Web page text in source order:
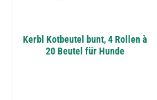
Kerbl Kotbeutel bunt, 4 Rollen à
20 Beutel für Hunde